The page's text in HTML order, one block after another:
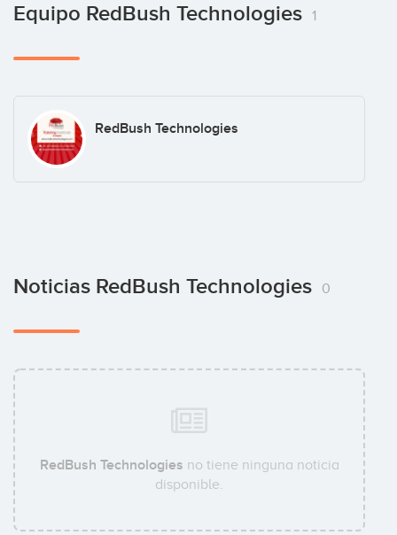
Equipo RedBush Technologies 1
RedBush Technologies
Noticias RedBush Technologies 0
RedBush Technologies no tiene ninguna noticia
disponible.